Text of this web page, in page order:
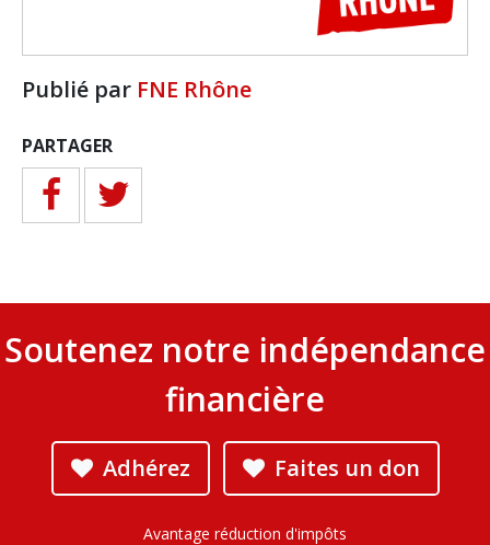
Publié par FNE Rhône
PARTAGER
Soutenez notre indépendance
financière
Adhérez Faites un don
Avantage réduction d'impôts